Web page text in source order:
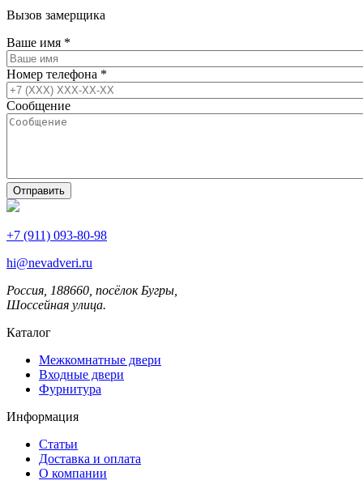
Вызов замерщика
Ваше имя *
Номер телефона *
Сообщение
+7 (911) 093-80-98
hi@nevadveri.ru
Россия, 188660, посёлок Бугры,
Шоссейная улица.
Каталог
Межкомнатные двери
Входные двери
Фурнитура
Информация
Статьи
Доставка и оплата
О компании